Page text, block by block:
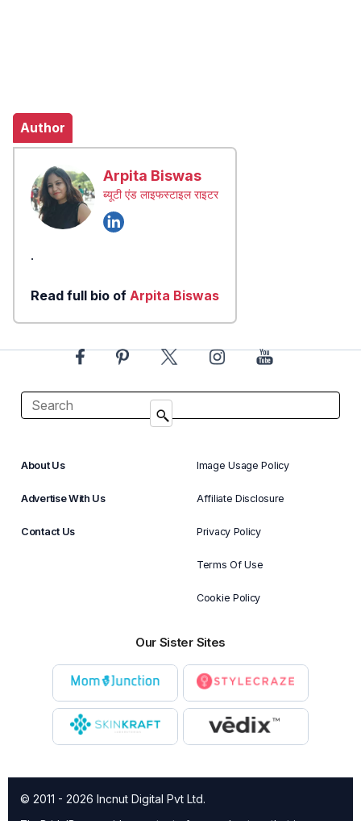
Author
Arpita Biswas
ब्यूटी एंड लाइफस्टाइल राइटर
.
Read full bio of Arpita Biswas
About Us
Advertise With Us
Contact Us
Image Usage Policy
Affiliate Disclosure
Privacy Policy
Terms Of Use
Cookie Policy
Our Sister Sites
© 2011 - 2026 Incnut Digital Pvt Ltd.